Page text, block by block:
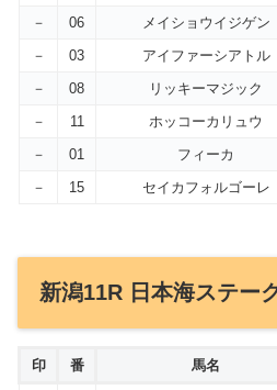
－
06 メイショウイジゲン
－
03 アイファーシアトル
－
08 リッキーマジック
－
11 ホッコーカリュウ
－
01 フィーカ
－
15 セイカフォルゴーレ
新潟11R 日本海ステー
印 番 馬名